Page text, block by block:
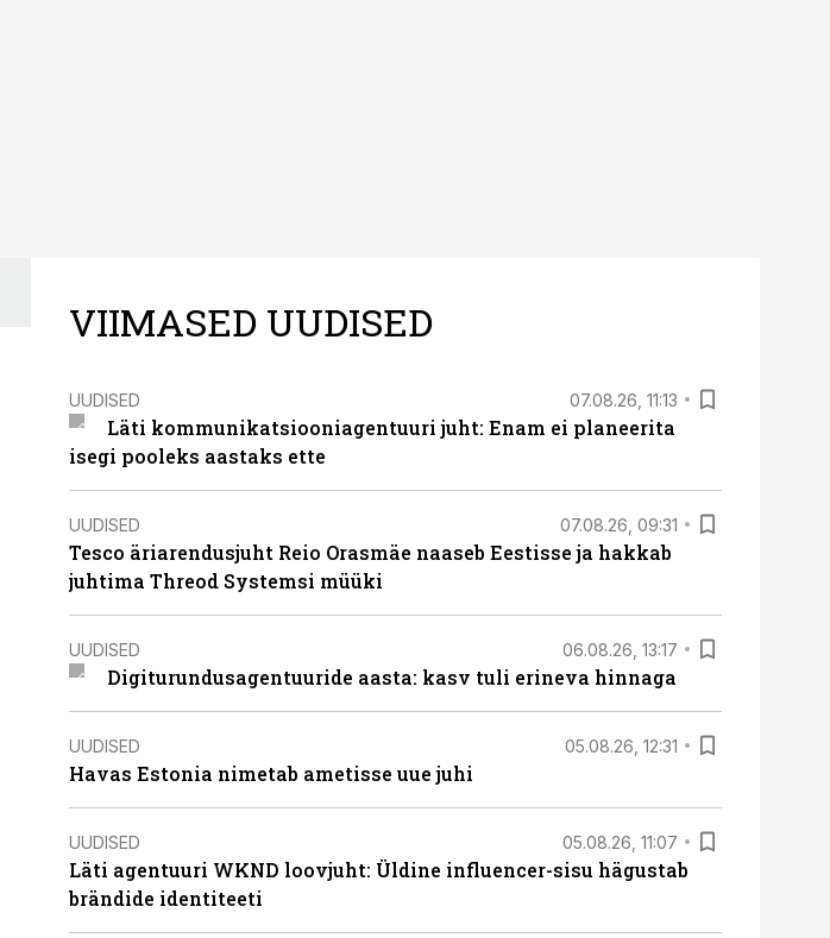
VIIMASED UUDISED
UUDISED 07.08.26, 11:13
Läti kommunikatsiooniagentuuri juht: Enam ei planeerita
isegi pooleks aastaks ette
UUDISED 07.08.26, 09:31
Tesco äriarendusjuht Reio Orasmäe naaseb Eestisse ja hakkab
juhtima Threod Systemsi müüki
UUDISED 06.08.26, 13:17
Digiturundusagentuuride aasta: kasv tuli erineva hinnaga
UUDISED 05.08.26, 12:31
Havas Estonia nimetab ametisse uue juhi
UUDISED 05.08.26, 11:07
Läti agentuuri WKND loovjuht: Üldine influencer-sisu hägustab
brändide identiteeti